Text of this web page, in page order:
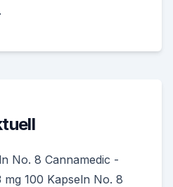
No. 8 Cannamedic -
100 Kapseln No. 8